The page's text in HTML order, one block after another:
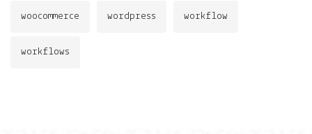
woocommerce wordpress workflow
workflows